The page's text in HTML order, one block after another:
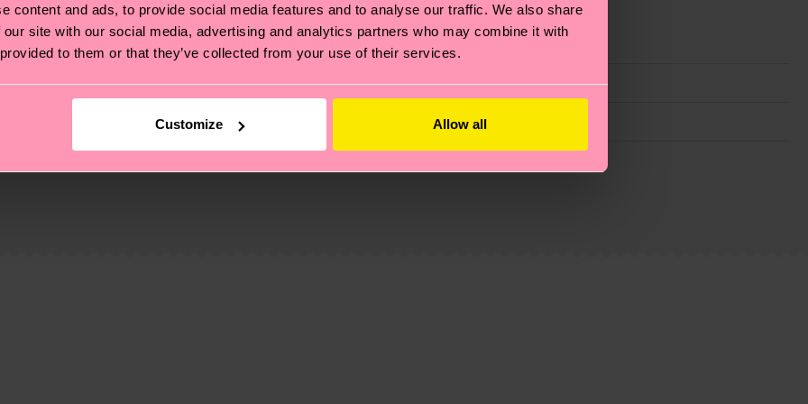
content and ads, to provide social media features and to analyse our traffic. We also share
site with our social media, advertising and analytics partners who may combine it with
to them or that they’ve collected from your use of their services.
Customize Allow all
si ferma alla qualità o alle certificazioni, ma include filiere etiche, meno emissioni, amore per i calzini… e